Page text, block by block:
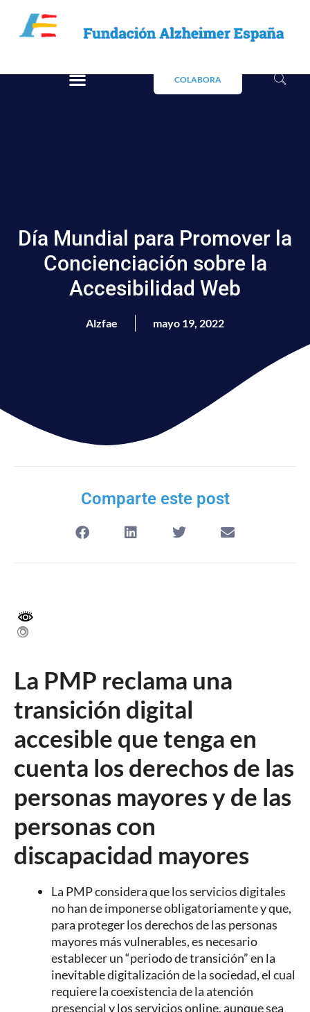
COLABORA
Día Mundial para Promover la
Concienciación sobre la
Accesibilidad Web
Alzfae mayo 19, 2022
Comparte este post
La PMP reclama una
transición digital
accesible que tenga en
cuenta los derechos de las
personas mayores y de las
personas con
discapacidad mayores
La PMP considera que los servicios digitales
no han de imponerse obligatoriamente y que,
para proteger los derechos de las personas
mayores más vulnerables, es necesario
establecer un “periodo de transición” en la
inevitable digitalización de la sociedad, el cual
requiere la coexistencia de la atención
presencial y los servicios online, aunque sea